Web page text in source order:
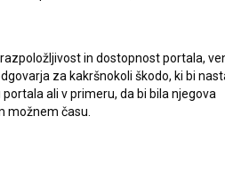
PRIJAVA
in dostopnost portala,
za kakršnokoli škodo, ki bi
ali v primeru, da bi bila njegova
možnem času.